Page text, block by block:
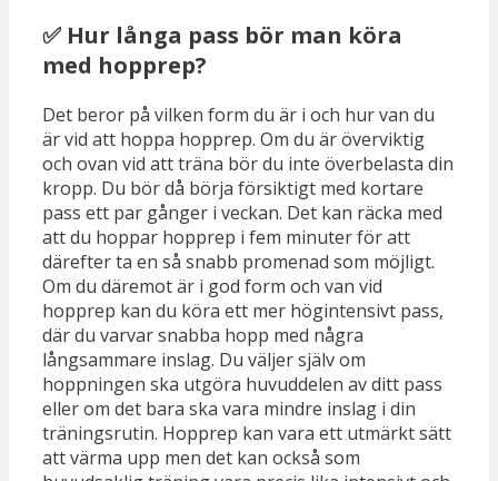
✅ Hur långa pass bör man köra
med hopprep?
Det beror på vilken form du är i och hur van du
är vid att hoppa hopprep. Om du är överviktig
och ovan vid att träna bör du inte överbelasta din
kropp. Du bör då börja försiktigt med kortare
pass ett par gånger i veckan. Det kan räcka med
att du hoppar hopprep i fem minuter för att
därefter ta en så snabb promenad som möjligt.
Om du däremot är i god form och van vid
hopprep kan du köra ett mer högintensivt pass,
där du varvar snabba hopp med några
långsammare inslag. Du väljer själv om
hoppningen ska utgöra huvuddelen av ditt pass
eller om det bara ska vara mindre inslag i din
träningsrutin. Hopprep kan vara ett utmärkt sätt
att värma upp men det kan också som